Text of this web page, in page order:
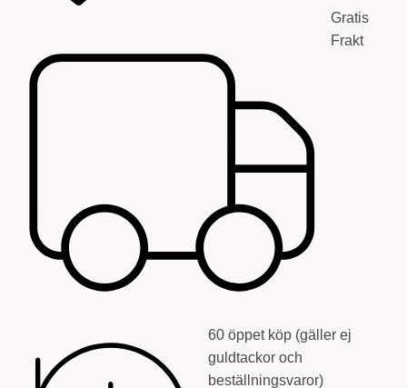
Gratis
Frakt
60 öppet köp (gäller ej
guldtackor och
beställningsvaror)